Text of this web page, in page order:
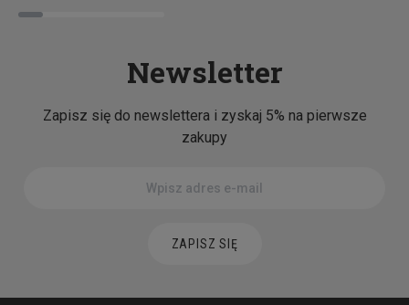
Newsletter
Zapisz się do newslettera i zyskaj 5% na pierwsze
zakupy
ZAPISZ SIĘ